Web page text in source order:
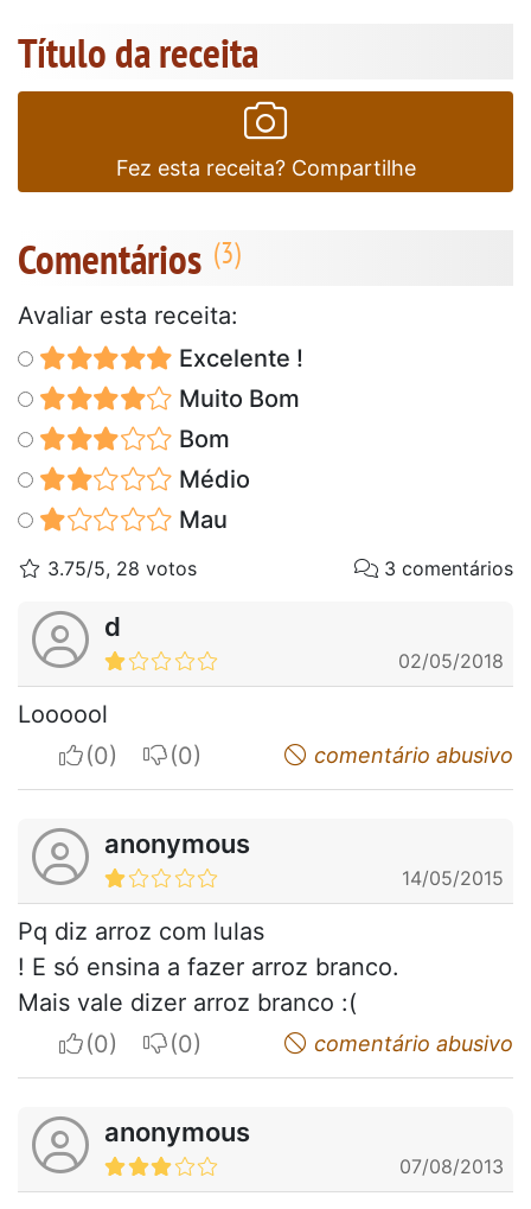
Título da receita
Fez esta receita? Compartilhe
Comentários
Avaliar esta receita:
Excelente !
Muito Bom
Bom
Médio
Mau
3.75/5, 28 votos 3 comentários
d
02/05/2018
Loooool
I apreciateI do not appreciatecomentário abusivo
anonymous
14/05/2015
Pq diz arroz com lulas
! E só ensina a fazer arroz branco.
Mais vale dizer arroz branco :(
I apreciateI do not appreciatecomentário abusivo
anonymous
07/08/2013